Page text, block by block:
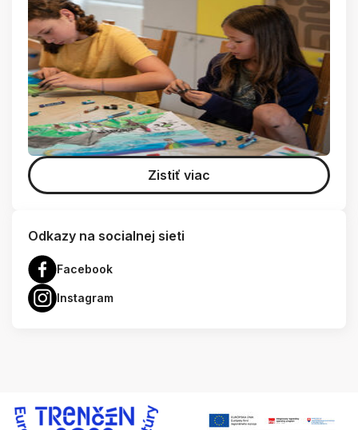
Zistiť viac
Odkazy na socialnej sieti
Facebook
Instagram